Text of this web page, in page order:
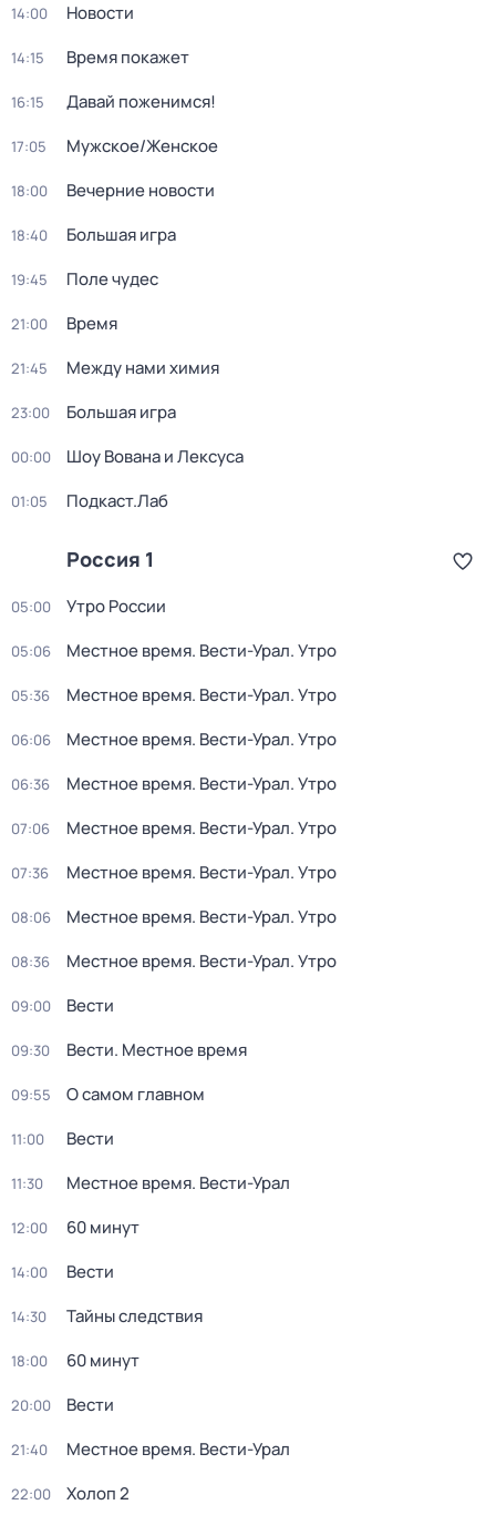
14:00 Новости
14:15 Время покажет
16:15 Давай поженимся!
17:05 Мужское/Женское
18:00 Вечерние новости
18:40 Большая игра
19:45 Поле чудес
21:00 Время
21:45 Между нами химия
23:00 Большая игра
00:00 Шоу Вована и Лексуса
01:05 Подкаст.Лаб
Россия 1
05:00 Утро России
05:06 Местное время. Вести-Урал. Утро
05:36 Местное время. Вести-Урал. Утро
06:06 Местное время. Вести-Урал. Утро
06:36 Местное время. Вести-Урал. Утро
07:06 Местное время. Вести-Урал. Утро
07:36 Местное время. Вести-Урал. Утро
08:06 Местное время. Вести-Урал. Утро
08:36 Местное время. Вести-Урал. Утро
09:00 Вести
09:30 Вести. Местное время
09:55 О самом главном
11:00 Вести
11:30 Местное время. Вести-Урал
12:00 60 минут
14:00 Вести
14:30 Тайны следствия
18:00 60 минут
20:00 Вести
21:40 Местное время. Вести-Урал
22:00 Холоп 2